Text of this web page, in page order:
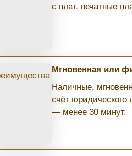
с плат, печатные
Мгновенная или
Наличные,
счёт юридического
— менее 30 минут.